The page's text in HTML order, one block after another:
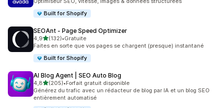
Built for Shopify
SEOAnt ‑ Page Speed Optimizer
4,9étoile(s) sur 5
(132)
132 avis au total
•Gratuite
Faites en sorte que vos pages se chargent (presque) instantané
Built for Shopify
AI Blog Agent | SEO Auto Blog
4,8étoile(s) sur 5
(205)
205 avis au total
•Forfait gratuit disponible
Générez du trafic avec un rédacteur de blog par IA et un blog SEO
entièrement automatisé